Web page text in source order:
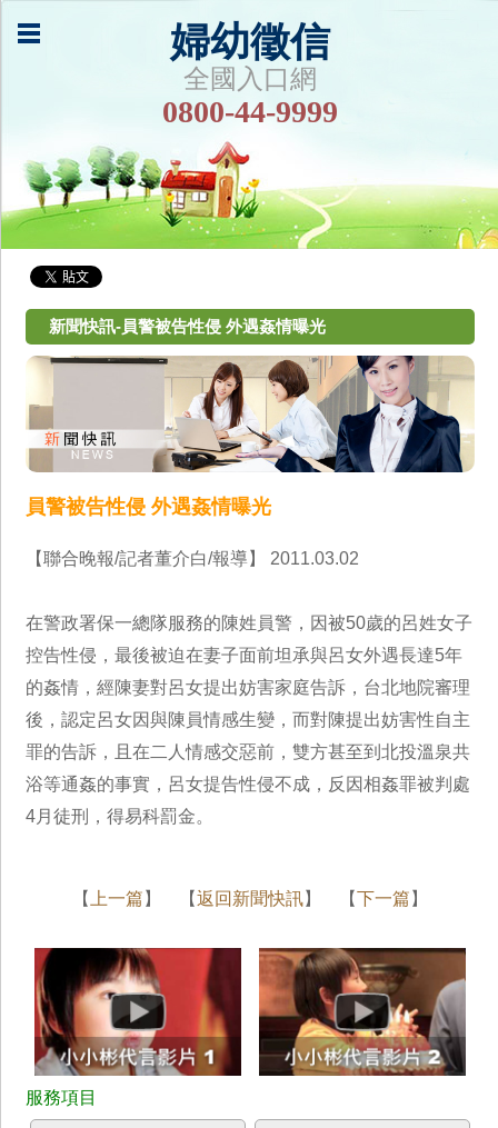
婦幼徵信
全國入口網
0800-44-9999
新聞快訊-員警被告性侵 外遇姦情曝光
員警被告性侵 外遇姦情曝光
【聯合晚報/記者董介白/報導】 2011.03.02
在警政署保一總隊服務的陳姓員警，因被50歲的呂姓女子
控告性侵，最後被迫在妻子面前坦承與呂女外遇長達5年
的姦情，經陳妻對呂女提出妨害家庭告訴，台北地院審理
後，認定呂女因與陳員情感生變，而對陳提出妨害性自主
罪的告訴，且在二人情感交惡前，雙方甚至到北投溫泉共
浴等通姦的事實，呂女提告性侵不成，反因相姦罪被判處
4月徒刑，得易科罰金。
【 上一篇 】 【返回新聞快訊】 【下一篇 】